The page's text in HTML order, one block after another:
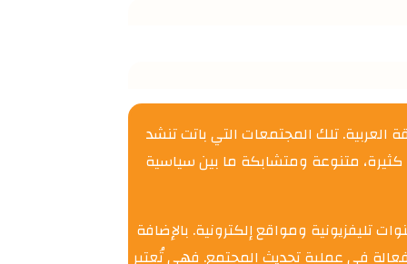
العربية. تلك المجتمعات التي باتت تنشد
متنوعة ومتشابكة ما بين سياسية
ومواقع إلكترونية. بالإضافة
في عملية تحديث المجتمع. فهي تُعتبر